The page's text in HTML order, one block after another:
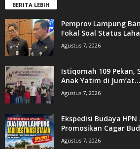
BERITA LEBIH
Pemprov Lampung
Fokal Soal Status
Agustus 7, 2026
Istiqomah 109 Pekan,
Anak Yatim di Jum’at...
Agustus 7, 2026
Ekspedisi Budaya
Promosikan Cagar
Agustus 7, 2026